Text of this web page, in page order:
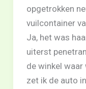
opgetrokken
vuilcontainer
Ja, het was
uiterst
de winkel waar
zet ik de auto